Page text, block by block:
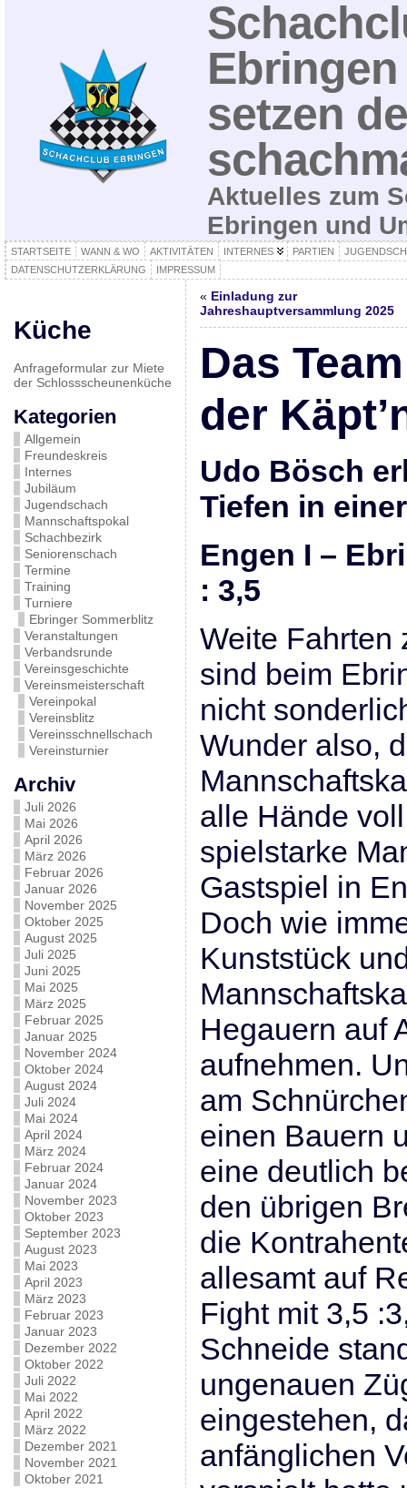
setzen
Aktuelles zum
Ebringen und
STARTSEITE WANN & WO AKTIVITÄTEN INTERNES PARTIEN
DATENSCHUTZERKLÄRUNG
IMPRESSUM
Küche
Anfrageformular zur Miete
der Schlossscheunenküche
Kategorien
Allgemein
Freundeskreis
Internes
Jubiläum
Jugendschach
Mannschaftspokal
Schachbezirk
Seniorenschach
Termine
Training
Turniere
Ebringer Sommerblitz
Veranstaltungen
Verbandsrunde
Vereinsgeschichte
Vereinsmeisterschaft
Vereinpokal
Vereinsblitz
Vereinsschnellschach
Vereinsturnier
Archiv
Juli 2026
Mai 2026
April 2026
März 2026
Februar 2026
Januar 2026
November 2025
Oktober 2025
August 2025
Juli 2025
Juni 2025
Mai 2025
März 2025
Februar 2025
Januar 2025
November 2024
Oktober 2024
August 2024
Juli 2024
Mai 2024
April 2024
März 2024
Februar 2024
Januar 2024
November 2023
Oktober 2023
September 2023
August 2023
Mai 2023
April 2023
März 2023
Februar 2023
Januar 2023
Dezember 2022
Oktober 2022
Juli 2022
Mai 2022
April 2022
März 2022
Dezember 2021
November 2021
Oktober 2021
« Einladung zur
Jahreshauptversammlung 2025
Das
der
Udo Bösch
Tiefen in
Engen I –
: 3,5
Weite Fahrten
sind beim
nicht
Wunder also,
alle Hände
spielstarke
Gastspiel in
Doch wie
Kunststück
Hegauern auf
aufnehmen.
am
einen Bauern
eine deutlich
den übrigen
die
allesamt auf
Fight mit 3,5
Schneide
ungenauen
eingestehen,
anfänglichen